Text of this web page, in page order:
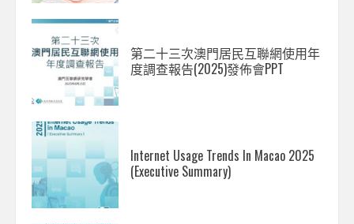
第二十三次澳門居民互聯網使用年
度調查報告(2025)發佈會PPT
Internet Usage Trends In Macao 2025
(Executive Summary)